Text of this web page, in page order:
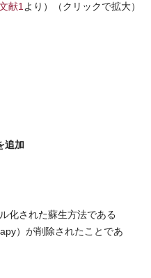
献1 より）（クリックで拡大）
追加
化された蘇生方法である
）が削除されたことであ